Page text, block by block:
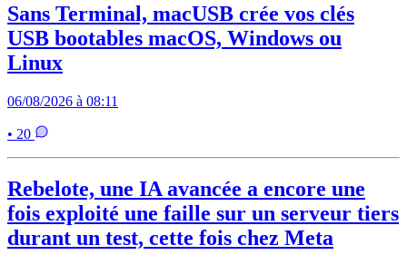
Sans Terminal, macUSB crée vos clés
USB bootables macOS, Windows ou
Linux
06/08/2026 à 08:11
• 20
Rebelote, une IA avancée a encore une
fois exploité une faille sur un serveur tiers
durant un test, cette fois chez Meta